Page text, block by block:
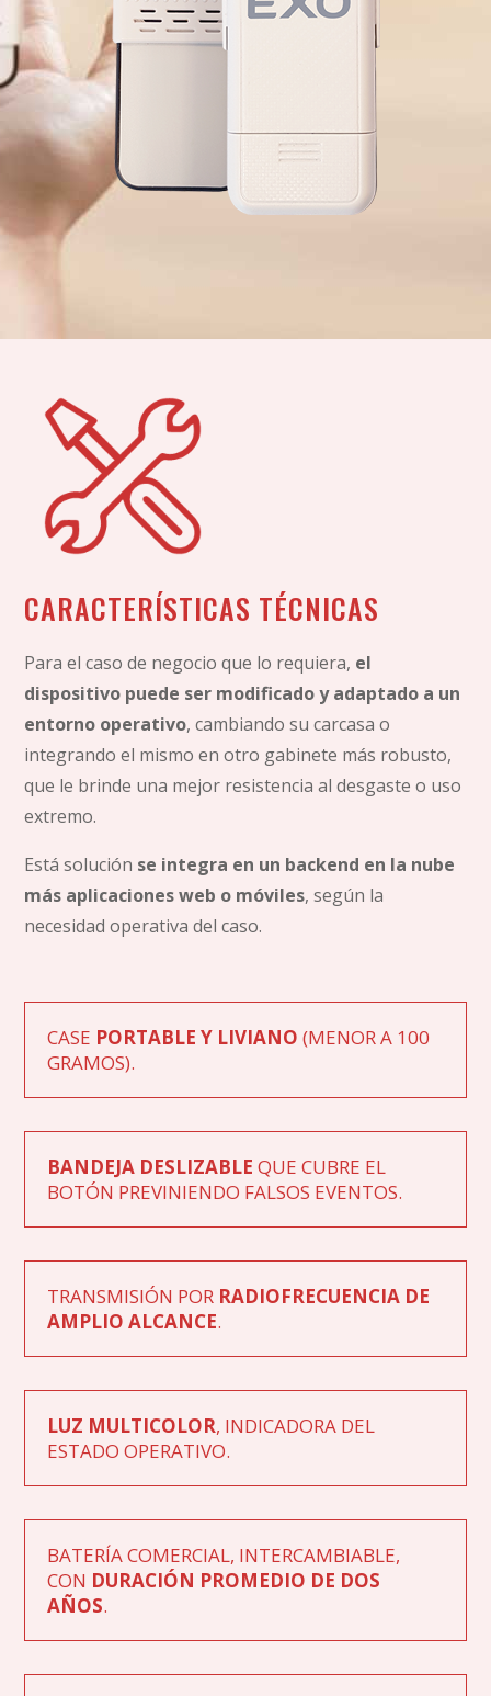
CARACTERÍSTICAS TÉCNICAS
Para el caso de negocio que lo requiera, el
dispositivo puede ser modificado y adaptado a un
entorno operativo, cambiando su carcasa o
integrando el mismo en otro gabinete más robusto,
que le brinde una mejor resistencia al desgaste o uso
extremo.
Está solución se integra en un backend en la nube
más aplicaciones web o móviles, según la
necesidad operativa del caso.
CASE PORTABLE Y LIVIANO (MENOR A 100
GRAMOS).
BANDEJA DESLIZABLE QUE CUBRE EL
BOTÓN PREVINIENDO FALSOS EVENTOS.
TRANSMISIÓN POR RADIOFRECUENCIA DE
AMPLIO ALCANCE.
LUZ MULTICOLOR, INDICADORA DEL
ESTADO OPERATIVO.
BATERÍA COMERCIAL, INTERCAMBIABLE,
CON DURACIÓN PROMEDIO DE DOS
AÑOS.